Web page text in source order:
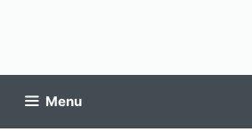
Menu